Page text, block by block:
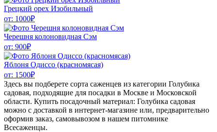
Грецкий орех Изобильный
от: 1000₽
Черешня колоновидная Сэм
от: 900₽
Яблоня Одиссо (красномясая)
от: 1500₽
Здесь вы подберете сорта саженцев из категории Голубика
садовая, подходящие для посадки в Москве и Московской
области. Купить посадочный материал: Голубика садовая
можно с доставкой в интернет-магазине или, предварительно
оформив заказ, самовывозом в нашем питомнике
Всесаженцы.